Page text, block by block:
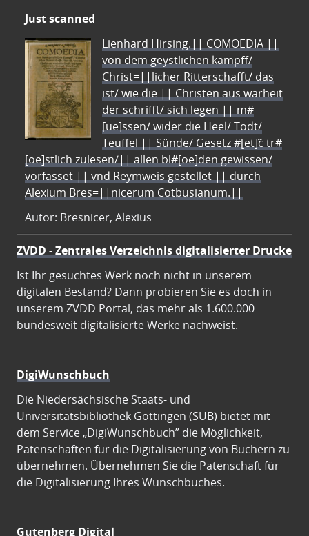
Just scanned
Lienhard Hirsing.|| COMOEDIA ||
von dem geystlichen kampff/
Christ=||licher Ritterschafft/ das
ist/ wie die || Christen aus warheit
der schrifft/ sich legen || m#
[ue]ssen/ wider die Heel/ Todt/
Teuffel || Sünde/ Gesetz #[et]c̃ tr#
[oe]stlich zulesen/|| allen bl#[oe]den gewissen/
vorfasset || vnd Reymweis gestellet || durch
Alexium Bres=||nicerum Cotbusianum.||
Autor: Bresnicer, Alexius
ZVDD - Zentrales Verzeichnis digitalisierter Drucke
Ist Ihr gesuchtes Werk noch nicht in unserem
digitalen Bestand? Dann probieren Sie es doch in
unserem ZVDD Portal, das mehr als 1.600.000
bundesweit digitalisierte Werke nachweist.
DigiWunschbuch
Die Niedersächsische Staats- und
Universitätsbibliothek Göttingen (SUB) bietet mit
dem Service „DigiWunschbuch” die Möglichkeit,
Patenschaften für die Digitalisierung von Büchern zu
übernehmen. Übernehmen Sie die Patenschaft für
die Digitalisierung Ihres Wunschbuches.
Gutenberg Digital